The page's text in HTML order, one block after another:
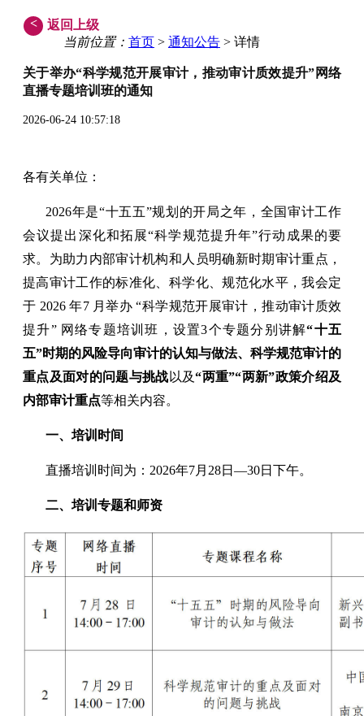
<
返回上级
当前位置： 首页 > 通知公告 > 详情
关于举办“科学规范开展审计，推动审计质效提升”网络
直播专题培训班的通知
2026-06-24 10:57:18
各有关单位：
2026年是“十五五”规划的开局之年，全国审计工作
会议提出深化和拓展“科学规范提升年”行动成果的要
求。为助力内部审计机构和人员明确新时期审计重点，
提高审计工作的标准化、科学化、规范化水平，我会定
于 2026 年7 月举办 “科学规范开展审计，推动审计质效
提升” 网络专题培训班，设置3个专题分别讲解“十五
五”时期的风险导向审计的认知与做法、科学规范审计的
重点及面对的问题与挑战 以及“两重”“两新”政策介绍及
内部审计重点等相关内容。
一、培训时间
直播培训时间为：2026年7月28日—30日下午。
二、培训专题和师资